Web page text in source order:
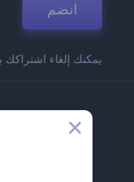
انضم
يمكنك إلغاء